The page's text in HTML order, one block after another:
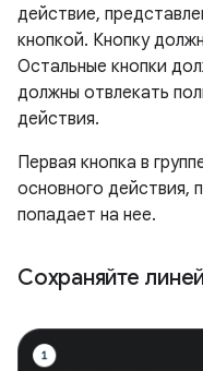
действие,
кнопкой. Кнопку
Остальные кнопки
должны отвлекать
действия.
Первая кнопка в
основного действия,
попадает на нее.
Сохраняйте